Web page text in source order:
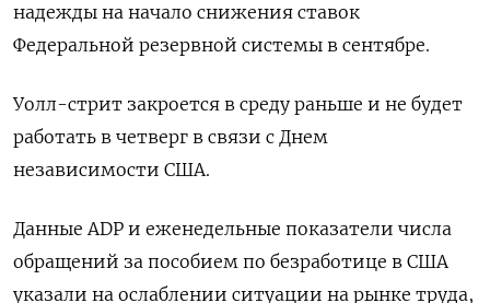
надежды на начало снижения ставок
Федеральной резервной системы в сентябре.
Уолл-стрит закроется в среду раньше и не будет
работать в четверг в связи с Днем
независимости США.
Данные ADP и еженедельные показатели числа
обращений за пособием по безработице в США
указали на ослаблении ситуации на рынке труда,